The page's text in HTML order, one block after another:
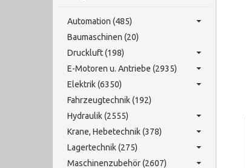
Automation (485)
Baumaschinen (20)
Druckluft (198)
E-Motoren u. Antriebe (2935)
Elektrik (6350)
Fahrzeugtechnik (192)
Hydraulik (2555)
Krane, Hebetechnik (378)
Lagertechnik (275)
Maschinenzubehör (2607)